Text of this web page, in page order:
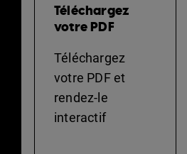
Téléchargez
votre PDF
Téléchargez
votre PDF et
rendez-le
interactif